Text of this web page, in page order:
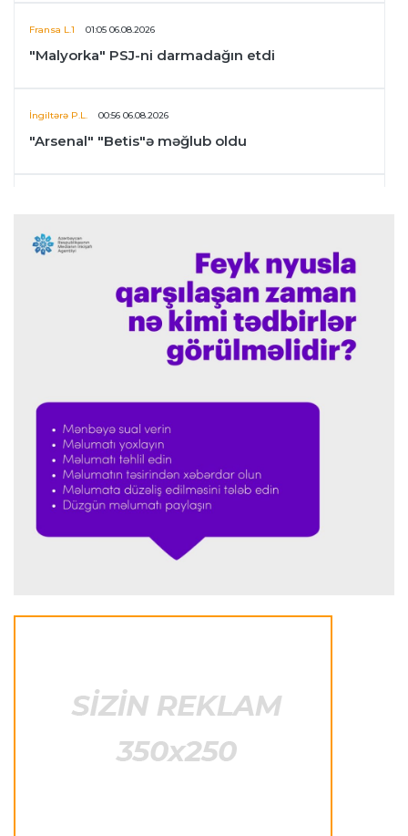
Fransa L.1 01:05 06.08.2026
"Malyorka" PSJ-ni darmadağın etdi
İngiltərə P.L. 00:56 06.08.2026
"Arsenal" "Betis"ə məğlub oldu
bir cəhd edəcək
00:30 06.08.2026
"Apollon" qalib gəldi, "Panatinaikos" heç-heçə
Avroliqa
"Ferensvaroş" "Qurnik"i məğlub etdi
Dünya çempionatı 00:17 06.08.2026
münasibət bildirdi
Çempionlar liqası 00:02 06.08.2026
"Fənərbağça" "Şturm Qrats"ı iki cavabsız qolla